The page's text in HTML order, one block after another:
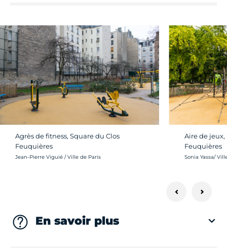
Agrès de fitness, Square du Clos
Feuquières
Crédit photo :
Jean-Pierre Viguié / Ville de Paris
Aire de jeux,
Feuquières
Crédit photo :
Sonia Yassa/
En savoir plus